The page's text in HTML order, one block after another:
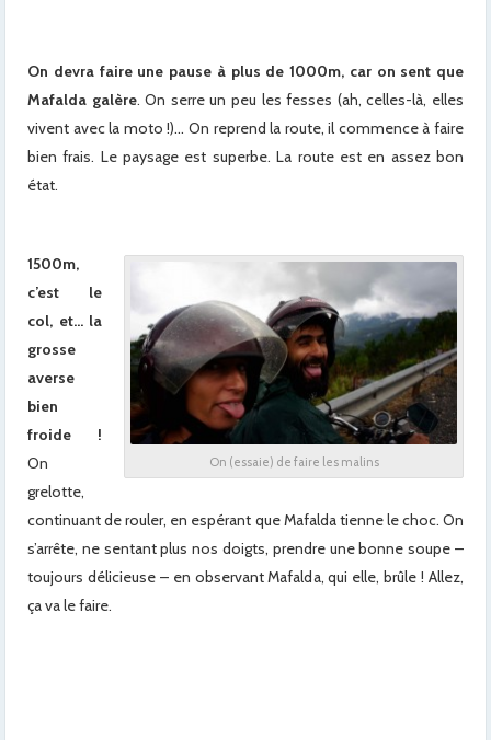
On devra faire une pause à plus de 1000m, car on sent que
Mafalda galère. On serre un peu les fesses (ah, celles-là, elles
vivent avec la moto !)… On reprend la route, il commence à faire
bien frais. Le paysage est superbe. La route est en assez bon
état.
On (essaie) de faire les malins
1500m,
c’est le
col, et… la
grosse
averse
bien
froide !
On
grelotte,
continuant de rouler, en espérant que Mafalda tienne le choc. On
s’arrête, ne sentant plus nos doigts, prendre une bonne soupe –
toujours délicieuse – en observant Mafalda, qui elle, brûle ! Allez,
ça va le faire.